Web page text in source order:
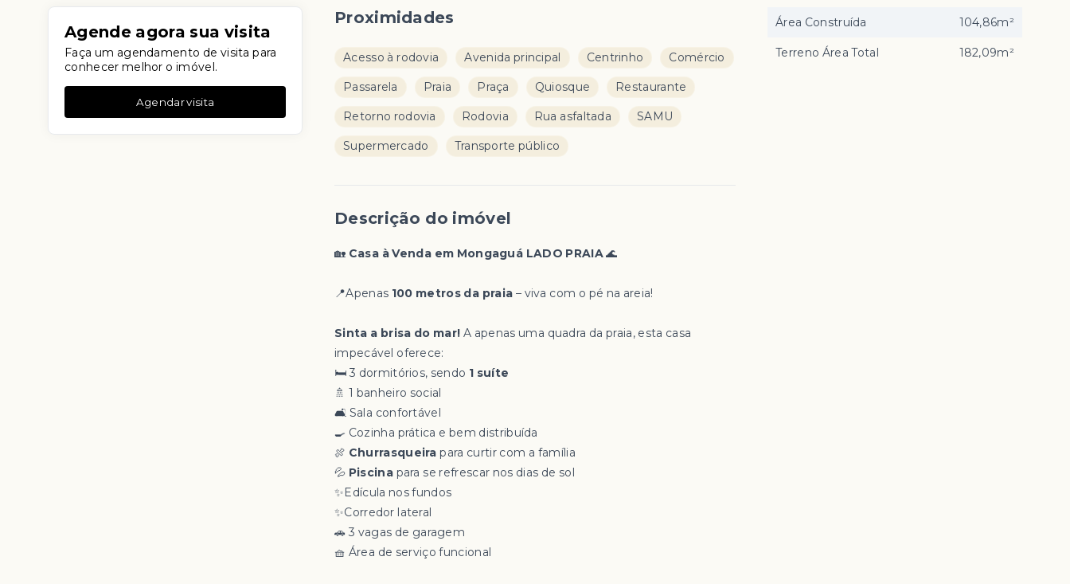
Agende agora sua visita
Faça um agendamento de visita para
conhecer melhor o imóvel.
Agendar visita
Proximidades
Acesso à rodovia Avenida principal Centrinho Comércio
Passarela Praia Praça Quiosque Restaurante
Retorno rodovia Rodovia Rua asfaltada SAMU
Supermercado Transporte público
Descrição do imóvel
🏡 Casa à Venda em Mongaguá LADO PRAIA🌊
📍Apenas 100 metros da praia – viva com o pé na areia!
Sinta a brisa do mar! A apenas uma quadra da praia, esta casa
impecável oferece:
🛏️ 3 dormitórios, sendo 1 suíte
🚿 1 banheiro social
🛋️ Sala confortável
🍳 Cozinha prática e bem distribuída
🍖 Churrasqueira para curtir com a família
💦 Piscinapara se refrescar nos dias de sol
✨Edícula nos fundos
✨Corredor lateral
🚗 3 vagas de garagem
🧺 Área de serviço funcional
Área Construída 104,86m²
Terreno Área Total 182,09m²